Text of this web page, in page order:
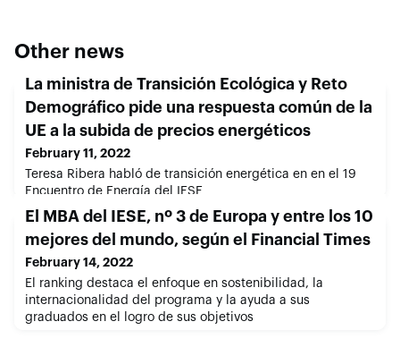
Other news
La ministra de Transición Ecológica y Reto
Demográfico pide una respuesta común de la
UE a la subida de precios energéticos
February 11, 2022
Teresa Ribera habló de transición energética en en el 19
Encuentro de Energía del IESE
El MBA del IESE, nº 3 de Europa y entre los 10
mejores del mundo, según el Financial Times
February 14, 2022
El ranking destaca el enfoque en sostenibilidad, la
internacionalidad del programa y la ayuda a sus
graduados en el logro de sus objetivos